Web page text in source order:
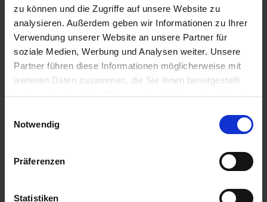
zu können und die Zugriffe auf unsere Website zu
analysieren. Außerdem geben wir Informationen zu Ihrer
Verwendung unserer Website an unsere Partner für
soziale Medien, Werbung und Analysen weiter. Unsere
Partner führen diese Informationen möglicherweise mit
weiteren Daten zusammen, die Sie ihnen bereitgestellt
haben oder die sie im Rahmen Ihrer Nutzung der Dienste
Notwendig
Präferenzen
Statistiken
Anmelden für Ihren persönlichen Preis
4,08 € / St
inkl. 19% MwSt.
Auf Lager
ab Donnerstag, 13. August 2026